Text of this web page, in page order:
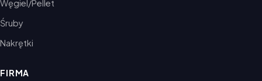
Węgiel/Pellet
Śruby
Nakrętki
FIRMA